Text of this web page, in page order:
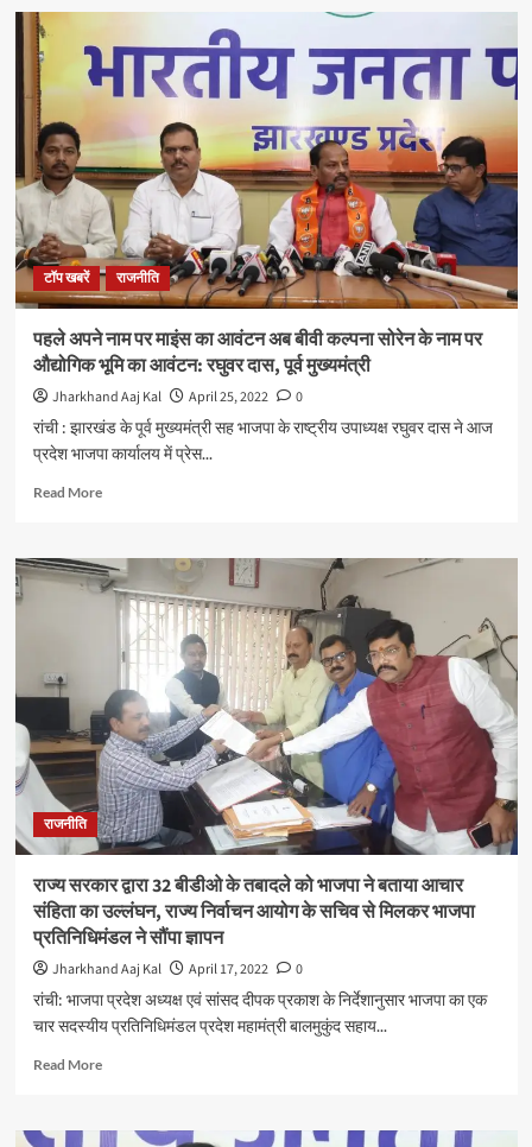
हेमंत
जी
काम
,नाम
के
आदिवासी
मुख्यमंत्री
हैं
:
समीर
उरांव
टॉप खबरें राजनीति
पहले अपने नाम पर माइंस का आवंटन अब बीवी कल्पना सोरेन के नाम पर
औद्योगिक भूमि का आवंटन: रघुवर दास, पूर्व मुख्यमंत्री
Jharkhand Aaj Kal April 25, 2022
0
रांची : झारखंड के पूर्व मुख्यमंत्री सह भाजपा के राष्ट्रीय उपाध्यक्ष रघुवर दास ने आज
प्रदेश भाजपा कार्यालय में प्रेस...
Read MoreRead
पहले
अपने
नाम
माइंस
आवंटन
अब
बीवी
कल्पना
सोरेन
के
नाम
पर
भूमि
का
आवंटन:
रघुवर
पूर्व
मुख्यमंत्री
राजनीति
राज्य सरकार द्वारा 32 बीडीओ के तबादले को भाजपा ने बताया आचार
संहिता का उल्लंघन, राज्य निर्वाचन आयोग के सचिव से मिलकर भाजपा
प्रतिनिधिमंडल ने सौंपा ज्ञापन
Jharkhand Aaj Kal April 17, 2022
0
रांची: भाजपा प्रदेश अध्यक्ष एवं सांसद दीपक प्रकाश के निर्देशानुसार भाजपा का एक
चार सदस्यीय प्रतिनिधिमंडल प्रदेश महामंत्री बालमुकुंद सहाय...
Read MoreRead
राज्य